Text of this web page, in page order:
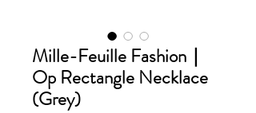
Mille-Feuille Fashion｜
Op Rectangle Necklace
(Grey)